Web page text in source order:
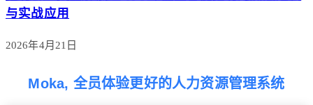
与实战应用
2026年4月21日
Moka, 全员体验更好的人力资源管理系统